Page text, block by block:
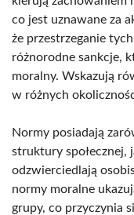
co jest uznawane za
że przestrzeganie
różnorodne sankcje,
moralny. Wskazują
w różnych
Normy posiadają
struktury społecznej,
odzwierciedlają
normy moralne
grupy, co przyczynia